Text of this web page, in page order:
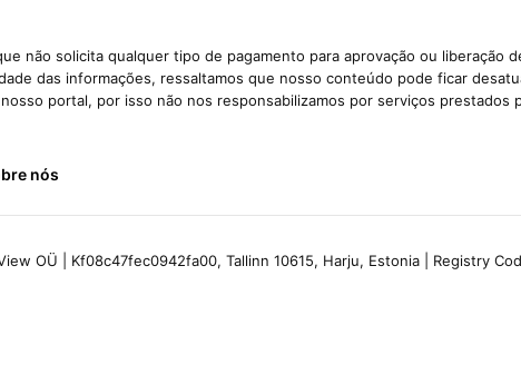
não solicita qualquer tipo de pagamento para aprovação ou liberação
das informações, ressaltamos que nosso conteúdo pode ficar
portal, por isso não nos responsabilizamos por serviços
nós
OÜ | Kf08c47fec0942fa00, Tallinn 10615, Harju, Estonia | Registry